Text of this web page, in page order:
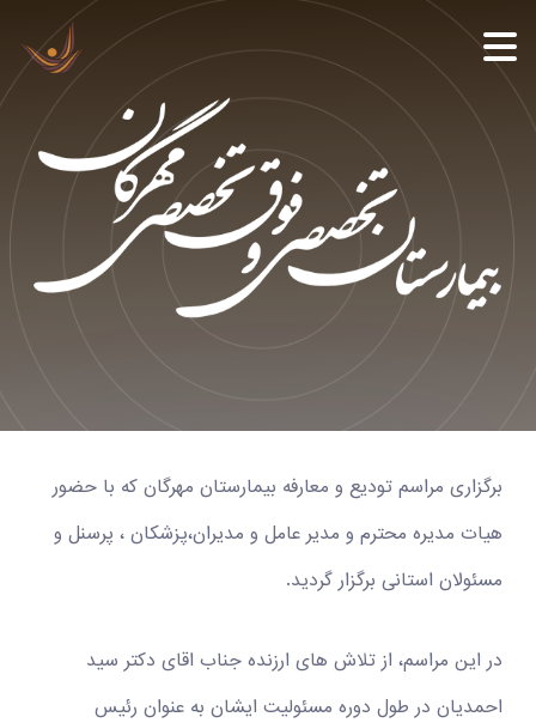
برگزاری مراسم تودیع و معارفه بیمارستان مهرگان که با حضور
هیات مدیره محترم و مدیر عامل و مدیران،پزشکان ، پرسنل و
مسئولان استانی برگزار گردید.
در این مراسم، از تلاش های ارزنده جناب اقای دکتر سید
احمدیان در طول دوره مسئولیت ایشان به عنوان رئیس